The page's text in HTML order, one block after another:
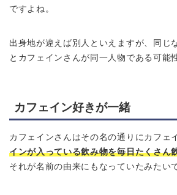
ですよね。
出身地が違えば別人といえますが、同じ
とカフェインさんが同一人物である可能
カフェイン好きが一緒
カフェインさんはその名の通りにカフェ
インが入っている飲み物を毎日たくさん
それが名前の由来にもなっていたみたい